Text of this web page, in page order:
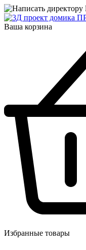
Ваша корзина
Избранные товары